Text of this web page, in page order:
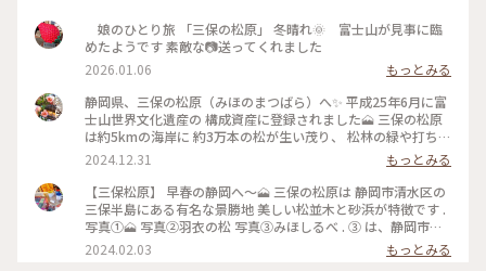
娘のひとり旅 「三保の松原」 冬晴れ🌞 富士山が見事に臨
めたようです 素敵な📷送ってくれました
2026.01.06
もっとみる
静岡県、三保の松原（みほのまつばら）へ✨ 平成25年6月に富
士山世界文化遺産の 構成資産に登録されました🗻 三保の松原
は約5kmの海岸に 約3万本の松が生い茂り、 松林の緑や打ち寄
せる白波、 海の青さと富士山の風景は 歌川広重の浮世絵や
数々の絵画・和歌に なっています✨ 三保の松原の一角には、
天女伝説で知られる羽衣の松があり、 毎年10月には松前で 三
保羽衣薪能が開催されるそうです。 海岸には羽車神社がありた
した⛩️✨ 幼い頃に父の仕事の都合で 静岡に住んでいた時に こ
の美保の松原に来た記憶があって、 あの頃と変わらない 波打
ち際から見る富士山が とても見事で、美しくて感動しました
2024.12.31
もっとみる
【三保松原】 早春の静岡へ〜🗻 三保の松原は 静岡市清水区の
三保半島にある有名な景勝地 美しい松並木と砂浜が特徴です .
写真①🗻 写真②羽衣の松 写真③みほしるべ . ③ は、静岡市三
保松原文化創造センター みほしるべには足湯もあり👀❗️（週末
限定） ショップには富士山グッズなどもあり 色々欲しくなっ
2024.02.03 もっとみる